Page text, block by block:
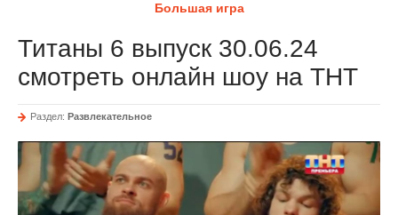
Большая игра
Титаны 6 выпуск 30.06.24
смотреть онлайн шоу на ТНТ
Раздел: Развлекательное